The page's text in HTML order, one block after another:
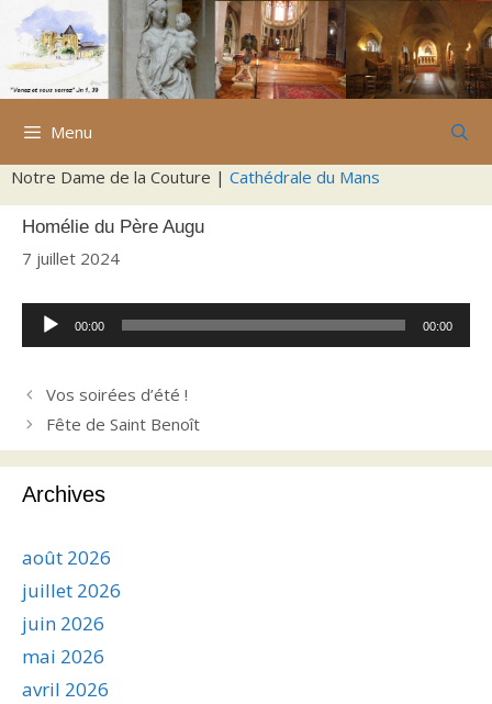
Aller
contenu
Menu
Notre Dame de la Couture | Cathédrale du Mans
Homélie du Père Augu
7 juillet 2024
Lecteur
audio
00:00 00:00
Vos soirées d’été !
Fête de Saint Benoît
Archives
août 2026
juillet 2026
juin 2026
mai 2026
avril 2026